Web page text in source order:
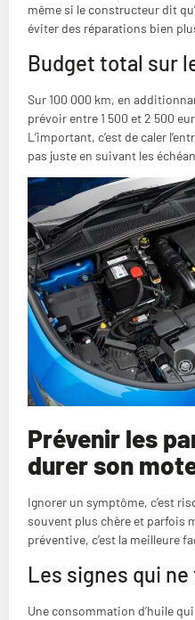
même si le constructeur dit
éviter des réparations bien
Budget total sur
Sur 100 000 km, en
prévoir entre 1 500 et 2 500
L’important, c’est de caler
pas juste en suivant les
Prévenir les
durer son
Ignorer un symptôme, c’est
souvent plus chère et parfois
préventive, c’est la meilleure
Les signes qui
Une consommation d’huile